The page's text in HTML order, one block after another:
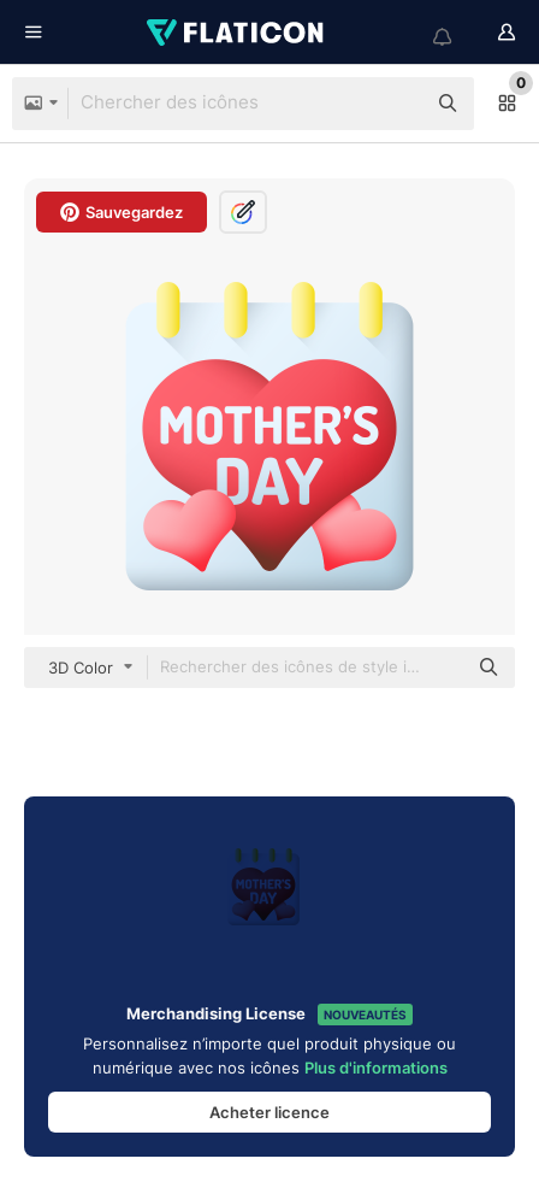
0
Sauvegardez
3D Color
Merchandising License NOUVEAUTÉS
Personnalisez n’importe quel produit physique ou
numérique avec nos icônes Plus d'informations
Acheter licence